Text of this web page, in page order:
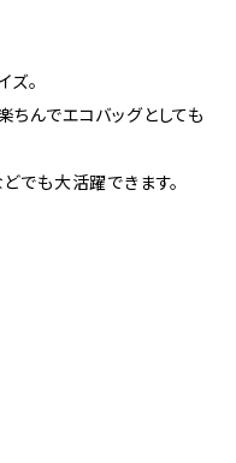
。
ちんでエコバッグとしても
でも大活躍できます。